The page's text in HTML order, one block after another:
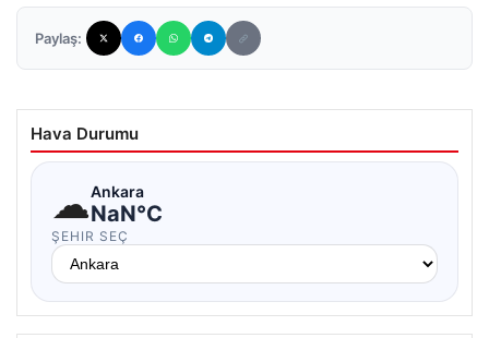
Paylaş:
Hava Durumu
☁Ankara
NaN°C
ŞEHIR SEÇ